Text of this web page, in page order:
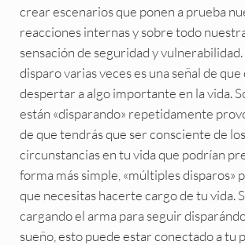
crear escenarios que ponen a prueba
reacciones internas y sobre todo
sensación de seguridad y
disparo varias veces es una señal de que
despertar a algo importante en la vida.
están «disparando» repetidamente
de que tendrás que ser consciente de
circunstancias en tu vida que podrían
forma más simple, «múltiples disparos»
que necesitas hacerte cargo de tu vida.
cargando el arma para seguir
sueño, esto puede estar conectado a tu